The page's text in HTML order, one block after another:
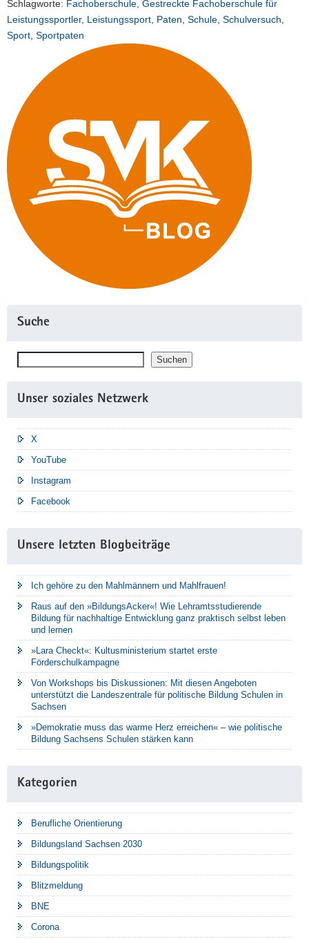
Schlagworte: Fachoberschule Gestreckte Fachoberschule für
Leistungssportler, Leistungssport Paten Schule Schulversuch
Sport Sportpaten
Suche
Suchen
Unser soziales Netzwerk
X
YouTube
Instagram
Facebook
Unsere letzten Blogbeiträge
Ich gehöre zu den Mahlmännern und Mahlfrauen!
Raus auf den »BildungsAcker«! Wie Lehramtsstudierende
Bildung für nachhaltige Entwicklung ganz praktisch selbst leben
und lernen
»Lara Checkt«: Kultusministerium startet erste
Förderschulkampagne
Von Workshops bis Diskussionen: Mit diesen Angeboten
unterstützt die Landeszentrale für politische Bildung Schulen in
Sachsen
»Demokratie muss das warme Herz erreichen« – wie politische
Bildung Sachsens Schulen stärken kann
Kategorien
Berufliche Orientierung
Bildungsland Sachsen 2030
Bildungspolitik
Blitzmeldung
BNE
Corona